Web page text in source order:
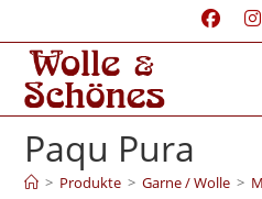
Paqu Pura
> Produkte > Garne / Wolle >